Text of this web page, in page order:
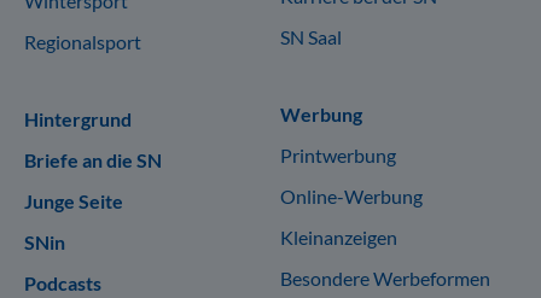
Regionalsport
Hintergrund
Briefe an die SN
Junge Seite
SNin
Podcasts
SN Saal
Werbung
Printwerbung
Online-Werbung
Kleinanzeigen
Besondere Werbeformen